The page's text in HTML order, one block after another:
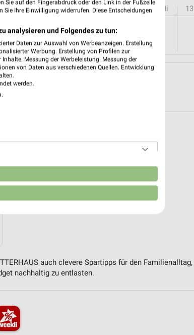
08 Sa 09So 10Mo 11Di 12 Mi 13
auch clevere Spartipps für den Familienalltag,
nachhaltig zu entlasten.
Sie auf den Fingerabdruck oder den Link in der Fußzeile
Sie Ihre Einwilligung widerrufen. Diese Entscheidungen
analysieren und Folgendes zu tun:
Daten zur Auswahl von Werbeanzeigen. Erstellung
Werbung. Erstellung von Profilen zur
Messung der Werbeleistung. Messung der
von Daten aus verschiedenen Quellen. Entwicklung
werden.
aus verschiedenen